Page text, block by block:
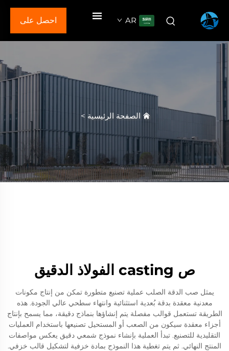
AR احصل على
الصفحة الرئيسية>
ص casting الفولاذ الدقيق
يمثل صب الدقة الصلب عملية تصنيع متطورة تمكن من إنتاج مكونات
معدنية معقدة بدقة بُعدية استثنائية وانتهاء سطحي عالي الجودة. هذه
الطريقة تستعمل قوالب مفصلة يتم إنشاؤها بنماذج دقيقة، مما يسمح بإنتاج
أجزاء معقدة سيكون من الصعب أو المستحيل تصنيعها باستخدام العمليات
التقليدية للتصنيع. تبدأ العملية بإنشاء نموذج شمعي دقيق يعكس مواصفات
المنتج النهائي. ثم يتم تغطية هذا النموذج بمادة خزفية لتشكيل قالب خزفي.